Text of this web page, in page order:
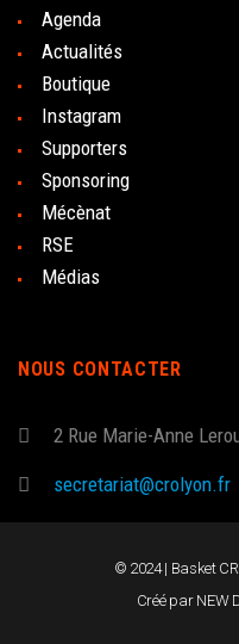
Agenda
Actualités
Boutique
Instagram
Supporters
Sponsoring
Mécènat
RSE
Médias
NOUS CONTACTER
2 Rue Marie-Anne
secretariat@crolyon.fr
© 2024 | Basket
Créé par NEW